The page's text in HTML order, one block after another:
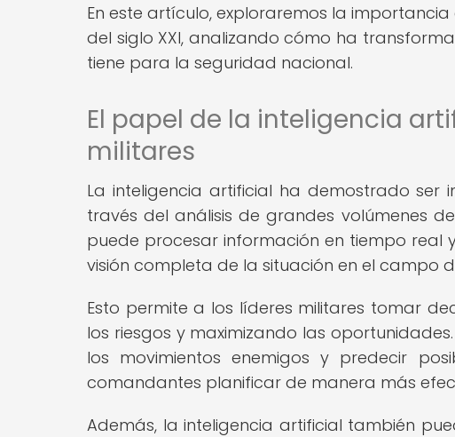
En este artículo, exploraremos la
del siglo XXI, analizando cómo ha
tiene para la seguridad nacional.
El papel de la inteligencia
militares
La inteligencia artificial ha demostrado ser
través del análisis de grandes volúmenes
puede procesar información en tiempo
visión completa de la situación en el campo
Esto permite a los líderes militares tomar
los riesgos y maximizando las
los movimientos enemigos y predecir
comandantes planificar de manera más
Además, la inteligencia artificial también